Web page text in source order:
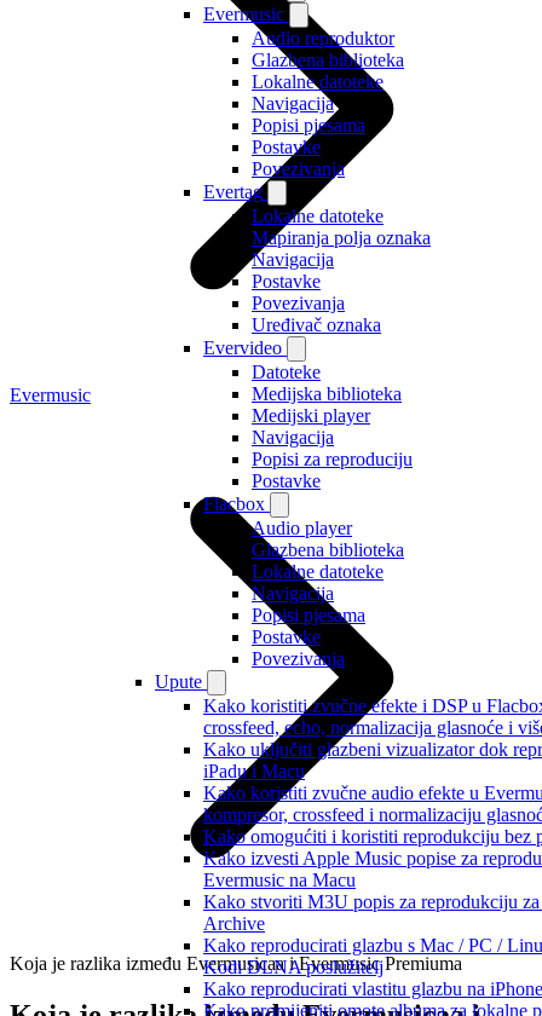
Evermusic
Audio reproduktor
Glazbena biblioteka
Lokalne datoteke
Navigacija
Popisi pjesama
Postavke
Povezivanja
Evertag
Lokalne datoteke
Mapiranja polja oznaka
Navigacija
Postavke
Povezivanja
Uređivač oznaka
Evervideo
Datoteke
Medijska biblioteka
Medijski player
Navigacija
Popisi za reproduciju
Postavke
Flacbox
Audio player
Glazbena biblioteka
Lokalne datoteke
Navigacija
Popisi pjesama
Postavke
Povezivanja
Upute
Kako koristiti zvučne efekte i DSP u
crossfeed, echo, normalizacija glasnoće i
Kako uključiti glazbeni vizualizator dok
iPadu i Macu
Kako koristiti zvučne audio efekte u
kompresor, crossfeed i normalizaciju
Kako omogućiti i koristiti reprodukciju bez
Kako izvesti Apple Music popise za
Evermusic na Macu
Kako stvoriti M3U popis za reprodukciju
Archive
Kako reproducirati glazbu s Mac / PC /
Kodi DLNA poslužitelj
Kako reproducirati vlastitu glazbu na
Kako promijeniti omote albuma za lokalne
Evermusic
Koja je razlika između Evermusicaa i Evermusic Premiuma